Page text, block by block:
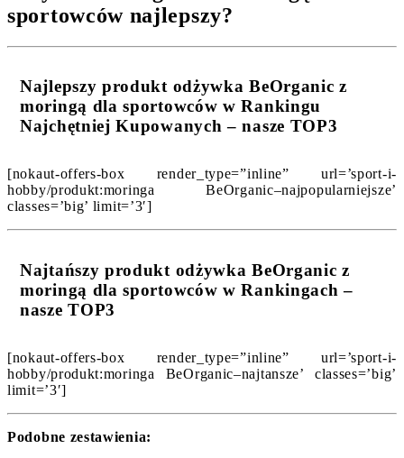
sportowców najlepszy?
Najlepszy produkt odżywka BeOrganic z
moringą dla sportowców w Rankingu
Najchętniej Kupowanych – nasze TOP3
[nokaut-offers-box render_type=”inline” url=’sport-i-
hobby/produkt:moringa BeOrganic–najpopularniejsze’
classes=’big’ limit=’3′]
Najtańszy produkt odżywka BeOrganic z
moringą dla sportowców w Rankingach –
nasze TOP3
[nokaut-offers-box render_type=”inline” url=’sport-i-
hobby/produkt:moringa BeOrganic–najtansze’ classes=’big’
limit=’3′]
Podobne zestawienia: